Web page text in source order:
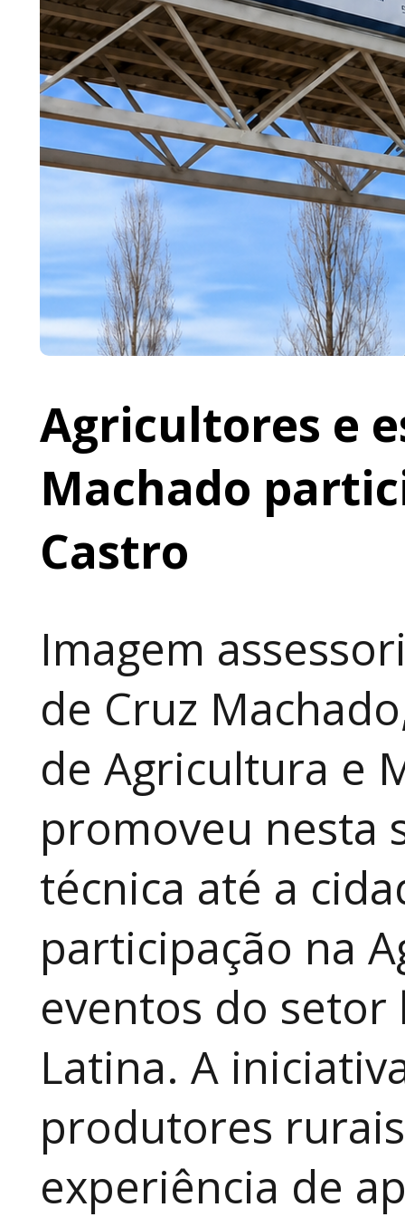
Agricultores e
Machado
Castro
Imagem
de Cruz
de Agricultura e
promoveu nesta
técnica até a
participação na
eventos do
Latina. A
produtores
experiência de